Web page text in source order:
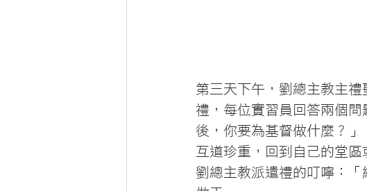
第三天下午，劉總主教主
禮，每位實習員回答兩個
後，你要為基督做什麼？
互道珍重，回到自己的堂
劉總主教派遣禮的叮嚀：